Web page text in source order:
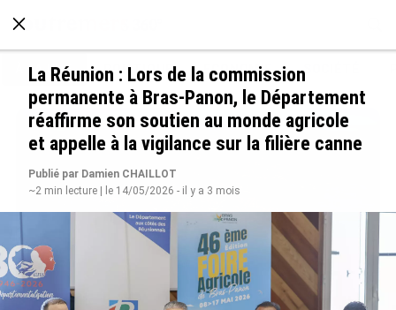
À LA UNE POLITIQUE ECONOMIE SOCIÉTÉ
La Réunion : Lors de la commission
permanente à Bras-Panon, le Département
réaffirme son soutien au monde agricole
et appelle à la vigilance sur la filière canne
Publié par Damien CHAILLOT
~2 min lecture | le 14/05/2026 - il y a 3 mois